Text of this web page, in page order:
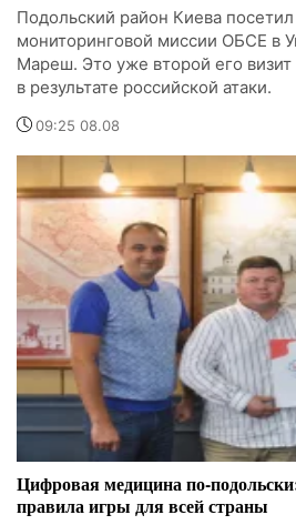
Подольский район Киева
мониторинговой миссии ОБСЕ в
Мареш. Это уже второй его
в результате российской атаки.
09:25 08.08
Цифровая медицина по-
правила игры для всей страны